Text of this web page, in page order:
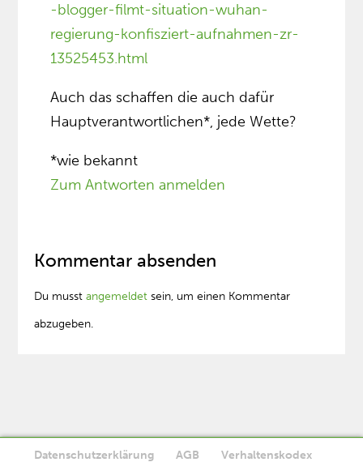
-blogger-filmt-situation-wuhan-
regierung-konfisziert-aufnahmen-zr-
13525453.html
Auch das schaffen die auch dafür
Hauptverantwortlichen*, jede Wette?
*wie bekannt
Zum Antworten anmelden
Kommentar absenden
Du musstangemeldet sein, um einen Kommentar
abzugeben.
Datenschutzerklärung AGB
Verhaltenskodex